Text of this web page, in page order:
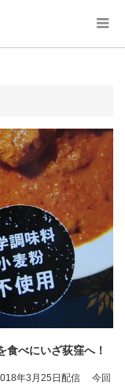
食べにいざ荻窪へ！
年3月25日配信 今回